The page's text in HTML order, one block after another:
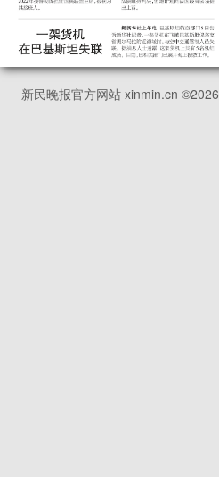
新民晚报官方网站 xinmin.cn ©2026